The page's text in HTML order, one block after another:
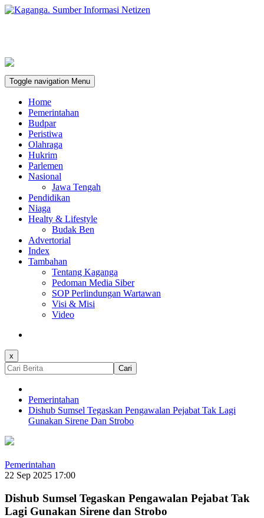
Toggle navigation Menu
Home
Pemerintahan
Budpar
Peristiwa
Olahraga
Hukrim
Parlemen
Nasional
Jawa Tengah
Pendidikan
Niaga
Healty & Lifestyle
Budak Ben
Advertorial
Index
Tambahan
Tentang Kaganga
Pedoman Media Siber
SOP Perlindungan Wartawan
Visi & Misi
Video
x
Cari
Pemerintahan
Dishub Sumsel Tegaskan Pengawalan Pejabat Tak Lagi
Gunakan Sirene Dan Strobo
Pemerintahan
22 Sep 2025 17:00
Dishub Sumsel Tegaskan Pengawalan Pejabat Tak
Lagi Gunakan Sirene dan Strobo